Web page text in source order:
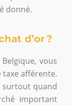
donné.
d’or ?
Belgique, vous
taxe afférente.
surtout quand
important